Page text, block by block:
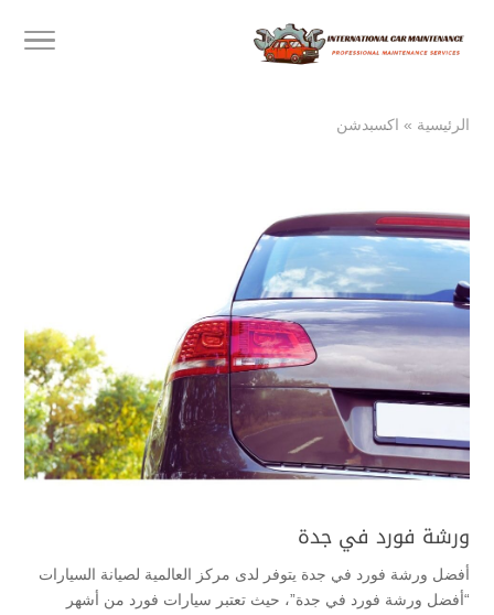
الرئيسية » اكسبدشن
ورشة فورد في جدة
أفضل ورشة فورد في جدة يتوفر لدى مركز العالمية لصيانة السيارات
“أفضل ورشة فورد في جدة”، حيث تعتبر سيارات فورد من أشهر